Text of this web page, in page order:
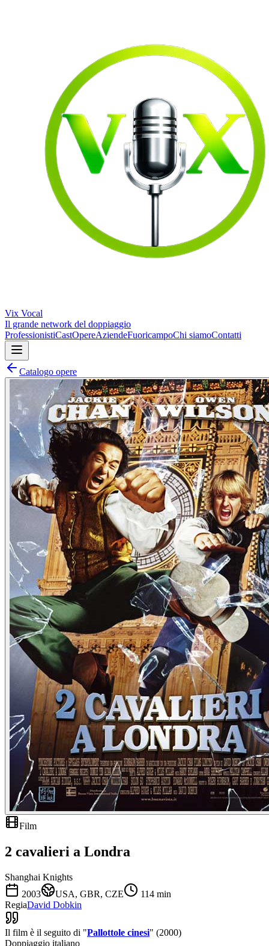
Vix Vocal
Il grande network del doppiaggio
ProfessionistiCastOpereAziendeFuoricampoChi siamoContatti
Catalogo opere
Film
2 cavalieri a Londra
Shanghai Knights
2003
USA, GBR, CZE 114 min
RegiaDavid Dobkin
Il film è il seguito di "Pallottole cinesi" (2000)
Doppiaggio italiano